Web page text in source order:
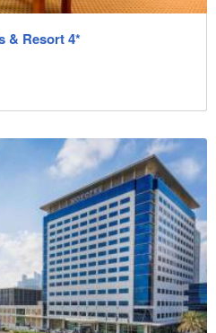
& Resort 4*